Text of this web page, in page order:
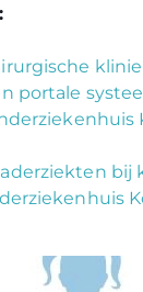
portale
bij